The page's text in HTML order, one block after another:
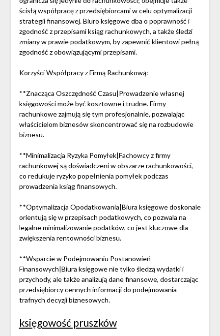
ścisłą współpracę z przedsiębiorcami w celu optymalizacji
strategii finansowej. Biuro księgowe dba o poprawność i
zgodność z przepisami ksiąg rachunkowych, a także śledzi
zmiany w prawie podatkowym, by zapewnić klientowi pełną
zgodność z obowiązującymi przepisami.
Korzyści Współpracy z Firmą Rachunkową:
**Znacząca Oszczędność Czasu|Prowadzenie własnej
księgowości może być kosztowne i trudne. Firmy
rachunkowe zajmują się tym profesjonalnie, pozwalając
właścicielom biznesów skoncentrować się na rozbudowie
biznesu.
**Minimalizacja Ryzyka Pomyłek|Fachowcy z firmy
rachunkowej są doświadczeni w obszarze rachunkowości,
co redukuje ryzyko popełnienia pomyłek podczas
prowadzenia ksiąg finansowych.
**Optymalizacja Opodatkowania|Biura księgowe doskonale
orientują się w przepisach podatkowych, co pozwala na
legalne minimalizowanie podatków, co jest kluczowe dla
zwiększenia rentowności biznesu.
**Wsparcie w Podejmowaniu Postanowień
Finansowych|Biura księgowe nie tylko śledzą wydatki i
przychody, ale także analizują dane finansowe, dostarczając
przedsiębiorcy cennych informacji do podejmowania
trafnych decyzji biznesowych.
księgowość pruszków